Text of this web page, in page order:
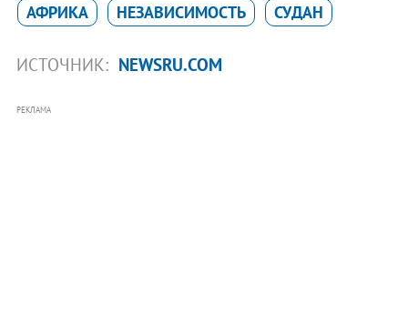
АФРИКА НЕЗАВИСИМОСТЬ СУДАН
ИСТОЧНИК: NEWSRU.COM
РЕКЛАМА